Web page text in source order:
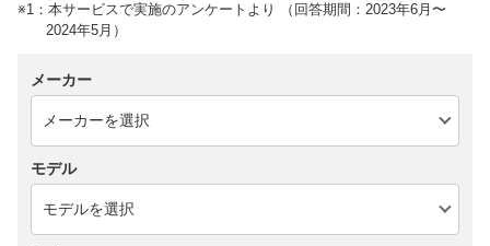
※1：本サービスで実施のアンケートより （回答期間：2023年6月〜
2024年5月）
メーカー
モデル